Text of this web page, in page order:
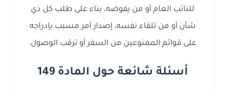
للنائب العام أو من يفوضه، بناء على طلب كل ذي
شأن أو من تلقاء نفسه، إصدار أمر مسبب بإدراجه
على قوائم الممنوعين من السفر أو ترقب الوصول.
أسئلة شائعة حول المادة 149